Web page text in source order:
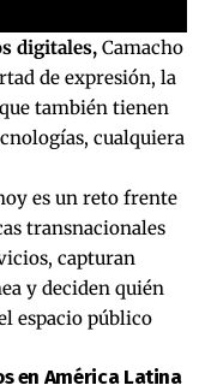
digitales, Camacho
de expresión, la
también tienen
cualquiera
es un reto frente
transnacionales
capturan
y deciden quién
espacio público
en América Latina